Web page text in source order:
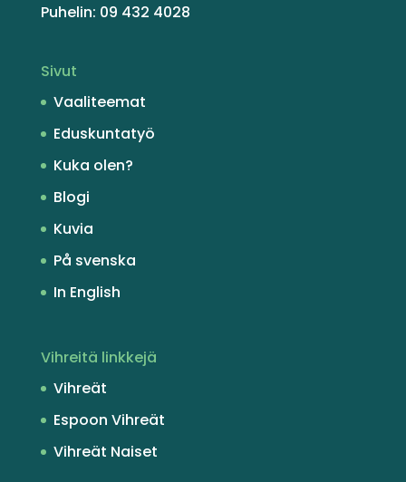
Puhelin: 09 432 4028
Sivut
Vaaliteemat
Eduskuntatyö
Kuka olen?
Blogi
Kuvia
På svenska
In English
Vihreitä linkkejä
Vihreät
Espoon Vihreät
Vihreät Naiset